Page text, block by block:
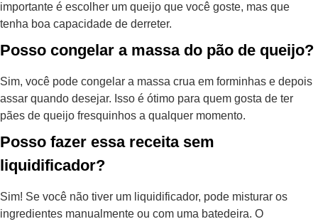
importante é escolher um queijo que você goste, mas que
tenha boa capacidade de derreter.
Posso congelar a massa do pão de queijo?
Sim, você pode congelar a massa crua em forminhas e depois
assar quando desejar. Isso é ótimo para quem gosta de ter
pães de queijo fresquinhos a qualquer momento.
Posso fazer essa receita sem
liquidificador?
Sim! Se você não tiver um liquidificador, pode misturar os
ingredientes manualmente ou com uma batedeira. O